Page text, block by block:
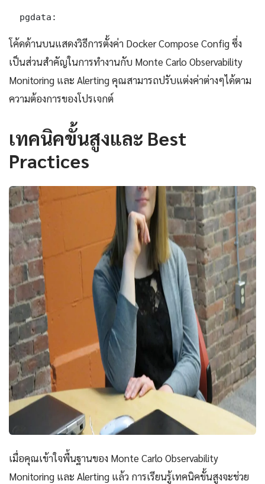
  pgdata:
โค้ดด้านบนแสดงวิธีการตั้งค่า Docker Compose Config ซึ่ง
เป็นส่วนสำคัญในการทำงานกับ Monte Carlo Observability
Monitoring และ Alerting คุณสามารถปรับแต่งค่าต่างๆได้ตาม
ความต้องการของโปรเจกต์
เทคนิคขั้นสูงและ Best
Practices
เมื่อคุณเข้าใจพื้นฐานของ Monte Carlo Observability
Monitoring และ Alerting แล้ว การเรียนรู้เทคนิคขั้นสูงจะช่วย